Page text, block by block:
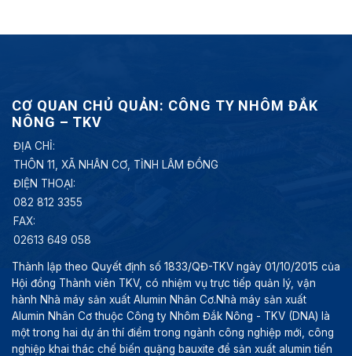
CƠ QUAN CHỦ QUẢN: CÔNG TY NHÔM ĐẮK
NÔNG – TKV
ĐỊA CHỈ:
THÔN 11, XÃ NHÂN CƠ, TỈNH LÂM ĐỒNG
ĐIỆN THOẠI:
082 812 3355
FAX:
02613 649 058
Thành lập theo Quyết định số 1833/QĐ-TKV ngày 01/10/2015 của
Hội đồng Thành viên TKV, có nhiệm vụ trực tiếp quản lý, vận
hành Nhà máy sản xuất Alumin Nhân Cơ.Nhà máy sản xuất
Alumin Nhân Cơ thuộc Công ty Nhôm Đắk Nông - TKV (DNA) là
một trong hai dự án thí điểm trong ngành công nghiệp mới, công
nghiệp khai thác chế biến quặng bauxite để sản xuất alumin tiến